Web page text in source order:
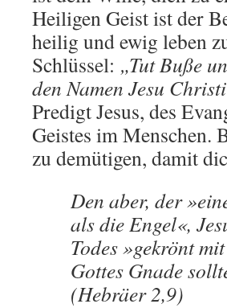
Heiligen Geist ist der
heilig und ewig leben
Schlüssel: „Tut Buße
den Namen Jesu
Predigt Jesus, des
Geistes im Menschen.
zu demütigen, damit
Den aber, der
als die Engel«,
Todes »gekrönt
Gottes Gnade
(Hebräer 2,9)